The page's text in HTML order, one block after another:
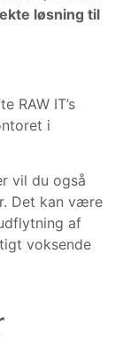
løsning til
RAW IT’s
i
vil du også
Det kan være
af
voksende